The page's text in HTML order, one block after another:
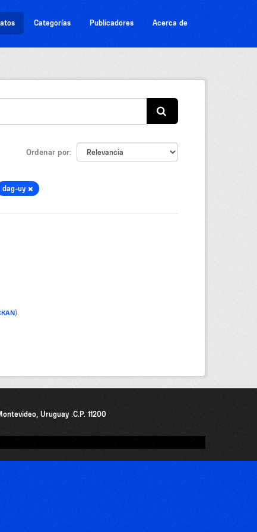
Categorías Publicadores Acerca de
Ordenar por
dag-uy
).
Uruguay .C.P. 11200